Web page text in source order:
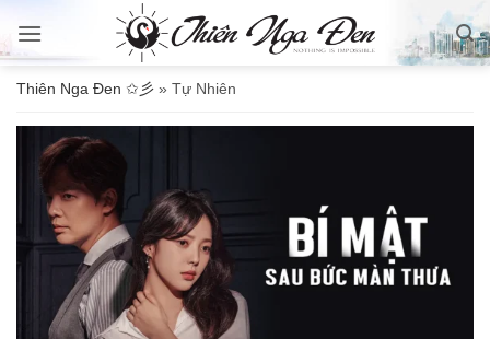
qua
dungThiên Nga Đen ✩彡 » Tự Nhiên